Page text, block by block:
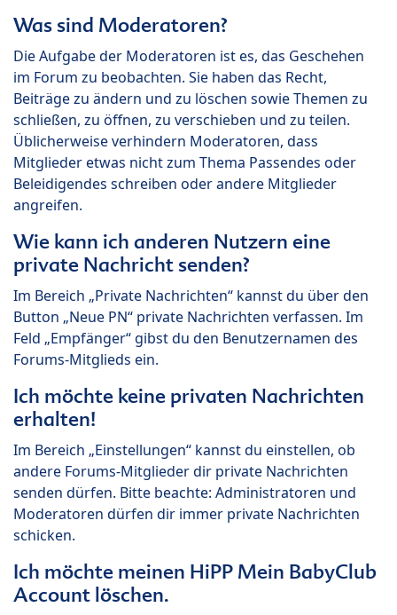
Was sind Moderatoren?
Die Aufgabe der Moderatoren ist es, das Geschehen
im Forum zu beobachten. Sie haben das Recht,
Beiträge zu ändern und zu löschen sowie Themen zu
schließen, zu öffnen, zu verschieben und zu teilen.
Üblicherweise verhindern Moderatoren, dass
Mitglieder etwas nicht zum Thema Passendes oder
Beleidigendes schreiben oder andere Mitglieder
angreifen.
Wie kann ich anderen Nutzern eine
private Nachricht senden?
Im Bereich „Private Nachrichten“ kannst du über den
Button „Neue PN“ private Nachrichten verfassen. Im
Feld „Empfänger“ gibst du den Benutzernamen des
Forums-Mitglieds ein.
Ich möchte keine privaten Nachrichten
erhalten!
Im Bereich „Einstellungen“ kannst du einstellen, ob
andere Forums-Mitglieder dir private Nachrichten
senden dürfen. Bitte beachte: Administratoren und
Moderatoren dürfen dir immer private Nachrichten
schicken.
Ich möchte meinen HiPP Mein BabyClub
Account löschen.